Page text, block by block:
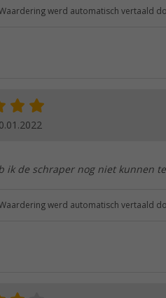
werd automatisch vertaald
ik de schraper nog niet kunnen
werd automatisch vertaald